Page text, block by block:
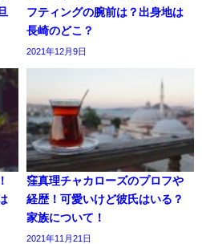
フティングの腕前は？出身地は
長崎のどこ？
2021年12月9日
窪真理チャカローズのプロフや
経歴！可愛いけど彼氏はいる？
家族について！
2021年11月21日